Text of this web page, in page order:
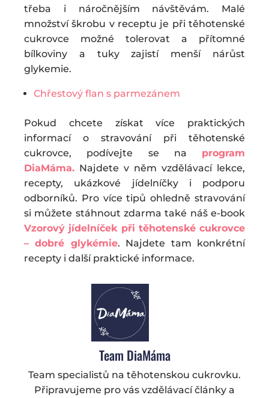
třeba i náročnějším návštěvám. Malé
množství škrobu v receptu je při těhotenské
cukrovce možné tolerovat a přítomné
bílkoviny a tuky zajistí menší nárůst
glykemie.
Chřestový flan s parmezánem
Pokud chcete získat více praktických
informací o stravování při těhotenské
cukrovce, podívejte se na program
DiaMáma. Najdete v něm vzdělávací lekce,
recepty, ukázkové jídelníčky i podporu
odborníků. Pro více tipů ohledně stravování
si můžete stáhnout zdarma také náš e-book
Vzorový jídelníček při těhotenské cukrovce
– dobré glykémie. Najdete tam konkrétní
recepty i další praktické informace.
Team DiaMáma
Team specialistů na těhotenskou cukrovku.
Připravujeme pro vás vzdělávací články a